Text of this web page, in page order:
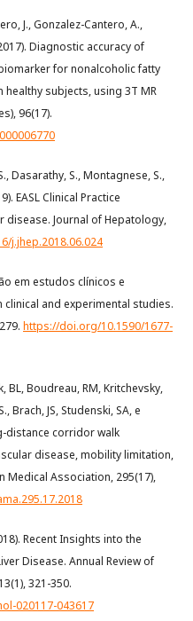
J., Gonzalez-Cantero, A.,
Diagnostic accuracy of
for nonalcoholic fatty
subjects, using 3T MR
96(17).
Dasarathy, S., Montagnese, S.,
EASL Clinical Practice
disease. Journal of Hepatology,
j.jhep.2018.06.024
em estudos clínicos e
and experimental studies.
https://doi.org/10.1590/1677-
BL, Boudreau, RM, Kritchevsky,
Brach, JS, Studenski, SA, e
distance corridor walk
disease, mobility limitation,
Medical Association, 295(17),
Recent Insights into the
Disease. Annual Review of
321-350.
020117-043617